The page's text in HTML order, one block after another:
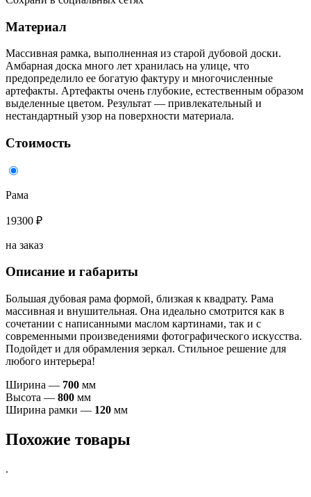
Материал
Массивная рамка, выполненная из старой дубовой доски.
Амбарная доска много лет хранилась на улице, что
предопределило ее богатую фактуру и многочисленные
артефакты. Артефакты очень глубокие, естественным образом
выделенные цветом. Результат — привлекательный и
нестандартный узор на поверхности материала.
Стоимость
Рама
19300 ₽
на заказ
Описание и габариты
Большая дубовая рама формой, близкая к квадрату. Рама
массивная и внушительная. Она идеально смотрится как в
сочетании с написанными маслом картинами, так и с
современными произведениями фотографического искусства.
Подойдет и для обрамления зеркал. Стильное решение для
любого интерьера!
Ширина — 700 мм
Высота — 800 мм
Ширина рамки — 120 мм
Похожие товары
.